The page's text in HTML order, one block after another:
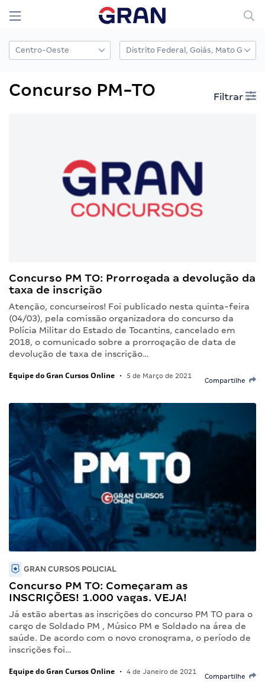
Concurso PM-TO Filtrar
Concurso PM TO: Prorrogada a devolução da
taxa de inscrição
Atenção, concurseiros! Foi publicado nesta quinta-feira
(04/03), pela comissão organizadora do concurso da
Polícia Militar do Estado de Tocantins, cancelado em
2018, o comunicado sobre a prorrogação de data de
devolução de taxa de inscrição…
Equipe do Gran Cursos Online • 5 de Março de 2021
Compartilhe
GRAN CURSOS POLICIAL
Concurso PM TO: Começaram as
INSCRIÇÕES! 1.000 vagas. VEJA!
Já estão abertas as inscrições do concurso PM TO para o
cargo de Soldado PM , Músico PM e Soldado na área de
saúde. De acordo com o novo cronograma, o período de
inscrições foi…
Equipe do Gran Cursos Online • 4 de Janeiro de 2021
Compartilhe